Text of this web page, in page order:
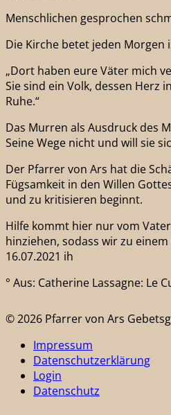
Menschlichen gesprochen
Die Kirche betet jeden Morgen
„Dort haben eure Väter mich
Sie sind ein Volk, dessen Herz
Ruhe.“
Das Murren als Ausdruck des
Seine Wege nicht und will sie
Der Pfarrer von Ars hat die
Fügsamkeit in den Willen
und zu kritisieren beginnt.
Hilfe kommt hier nur vom
hinziehen, sodass wir zu
16.07.2021 ih
° Aus: Catherine Lassagne: Le
© 2026 Pfarrer von Ars
Impressum
Datenschutzerklärung
Login
Datenschutz